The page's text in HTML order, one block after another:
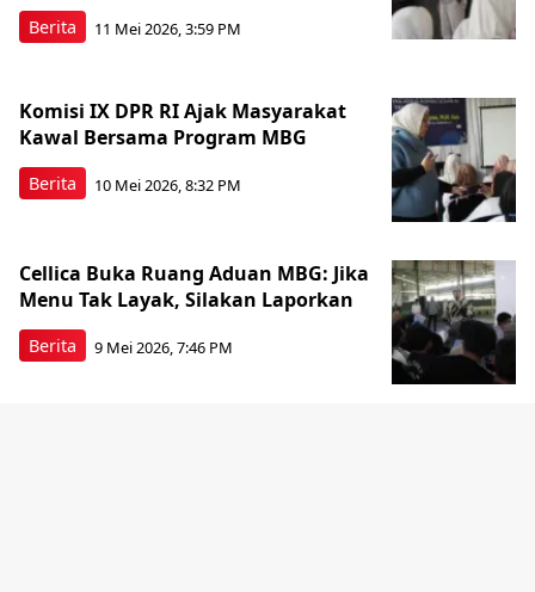
Berita 11 Mei 2026, 3:59 PM
Berita
Komisi IX DPR RI Ajak Masyarakat
Kawal Bersama Program MBG
10 Mei 2026, 8:32 PM
Berita
Cellica Buka Ruang Aduan MBG: Jika
Menu Tak Layak, Silakan Laporkan
9 Mei 2026, 7:46 PM